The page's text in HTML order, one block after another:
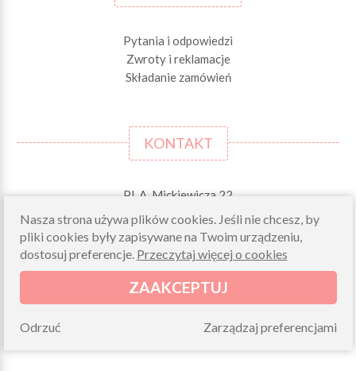
Pytania i odpowiedzi
Zwroty i reklamacje
Składanie zamówień
KONTAKT
Pl. A. Mickiewicza 22
Odbiory osobiste (zamówienia opłacone on-line)
pn-pt 10.00-16.00
sklep@morelkowe.pl
+48 34 506 50 60
+48 34 506 50 70
Nasza strona używa plików cookies. Jeśli nie chcesz, by
pliki cookies były zapisywane na Twoim urządzeniu,
dostosuj preferencje. Przeczytaj więcej o cookies
ZAAKCEPTUJ
Zarządzaj preferencjami
Odrzuć